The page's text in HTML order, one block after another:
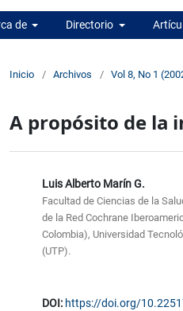
de Directorio
Inicio / Archivos / Vol 8, No 1
A propósito de la
Luis Alberto Marín G.
Facultad de Ciencias de la
de la Red Cochrane
Colombia), Universidad
(UTP).
DOI: https://doi.org/